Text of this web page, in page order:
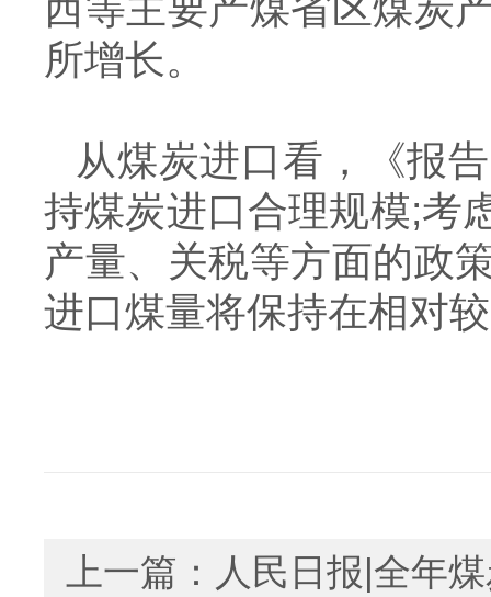
西等主要产煤省区煤炭
所增长。
从煤炭进口看，《报
持煤炭进口合理规模;考
产量、关税等方面的政
进口煤量将保持在相对
上一篇： 人民日报|全年